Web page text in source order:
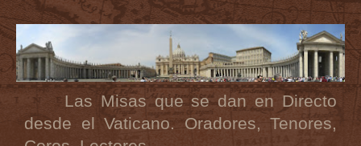
Las Misas que se dan en Directo
desde el Vaticano. Oradores, Tenores,